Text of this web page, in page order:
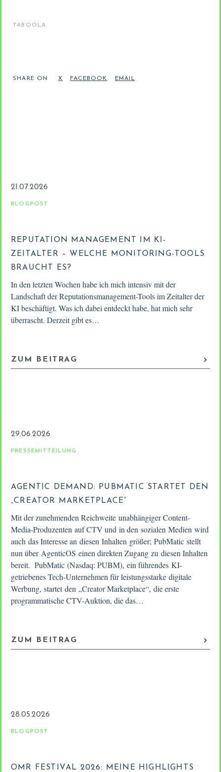
TABOOLA
SHARE ON
21.07.2026
BLOGPOST
REPUTATION MANAGEMENT IM KI-
ZEITALTER – WELCHE MONITORING-TOOLS
BRAUCHT ES?
In den letzten Wochen habe ich mich intensiv mit der
Landschaft der Reputationsmanagement-Tools im Zeitalter der
KI beschäftigt. Was ich dabei entdeckt habe, hat mich sehr
überrascht. Derzeit gibt es…
ZUM BEITRAG
29.06.2026
PRESSEMITTEILUNG
AGENTIC DEMAND: PUBMATIC STARTET DEN
„CREATOR MARKETPLACE“
Mit der zunehmenden Reichweite unabhängiger Content-
Media-Produzenten auf CTV und in den sozialen Medien wird
auch das Interesse an diesen Inhalten größer; PubMatic stellt
nun über AgenticOS einen direkten Zugang zu diesen Inhalten
bereit. PubMatic (Nasdaq: PUBM), ein führendes KI-
getriebenes Tech-Unternehmen für leistungsstarke digitale
Werbung, startet den „Creator Marketplace“, die erste
programmatische CTV-Auktion, die das…
ZUM BEITRAG
28.05.2026
BLOGPOST
OMR FESTIVAL 2026: MEINE HIGHLIGHTS